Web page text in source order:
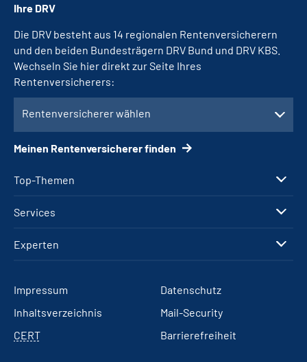
Top-Themen
Services
Experten
Ihre DRV
Die DRV besteht aus 14 regionalen Rentenversicherern
und den beiden Bundesträgern DRV Bund und DRV KBS.
Wechseln Sie hier direkt zur Seite Ihres
Rentenversicherers:
Rentenversicherer wählen
Meinen Rentenversicherer finden
Impressum
Datenschutz
Inhaltsverzeichnis
Mail-Security
CERT
Barrierefreiheit